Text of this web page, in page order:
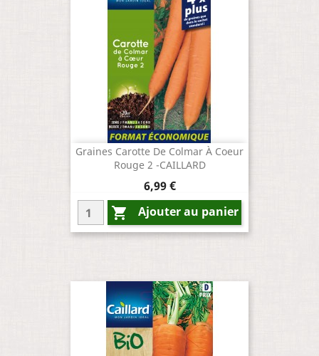
Graines Carotte De Colmar À Coeur
Rouge 2 -CAILLARD
Prix
6,99 €
 Ajouter au panier